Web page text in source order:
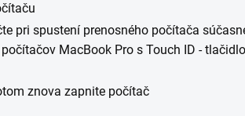
pri spustení prenosného počítača
MacBook Pro s Touch ID -
znova zapnite počítač